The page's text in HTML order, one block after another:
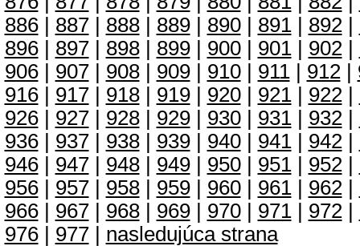
886| 887| 888| 889| 890| 891| 892|
896| 897| 898| 899| 900| 901| 902|
906| 907| 908| 909| 910| 911| 912|
916| 917| 918| 919| 920| 921| 922|
926| 927| 928| 929| 930| 931| 932|
936| 937| 938| 939| 940| 941| 942|
946| 947| 948| 949| 950| 951| 952|
956| 957| 958| 959| 960| 961| 962|
966| 967| 968| 969| 970| 971| 972|
976| 977| nasledujúca strana